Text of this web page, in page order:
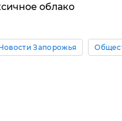
облако
Запорожья